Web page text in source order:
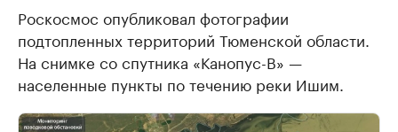
Роскосмос опубликовал фотографии
подтопленных территорий Тюменской области.
На снимке со спутника «Канопус-В» —
населенные пункты по течению реки Ишим.